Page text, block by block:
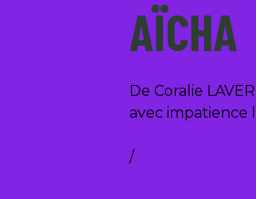
AÏCHA
De Coralie
avec impatience
/